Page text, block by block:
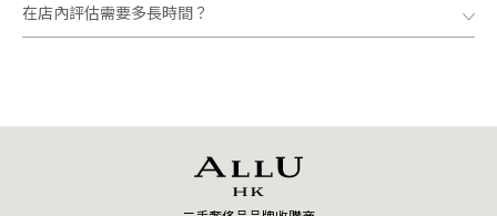
在店內評估需要多長時間？